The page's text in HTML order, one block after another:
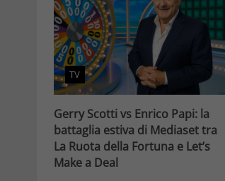
TV
Gerry Scotti vs Enrico Papi: la
battaglia estiva di Mediaset tra
La Ruota della Fortuna e Let’s
Make a Deal